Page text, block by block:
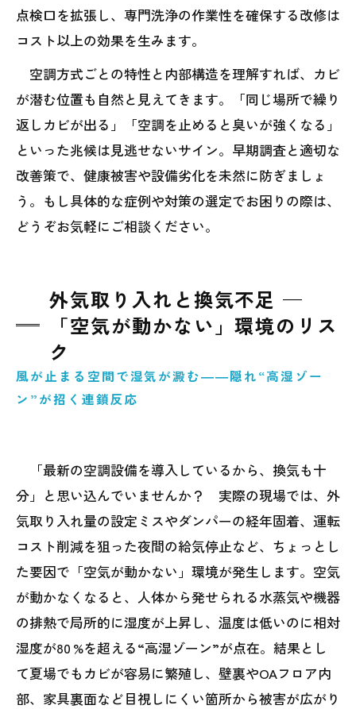
点検口を拡張し、専門洗浄の作業性を確保する改修は
コスト以上の効果を生みます。
空調方式ごとの特性と内部構造を理解すれば、カビ
が潜む位置も自然と見えてきます。「同じ場所で繰り
返しカビが出る」「空調を止めると臭いが強くなる」
といった兆候は見逃せないサイン。早期調査と適切な
改善策で、健康被害や設備劣化を未然に防ぎましょ
う。もし具体的な症例や対策の選定でお困りの際は、
どうぞお気軽にご相談ください。
外気取り入れと換気不足 —
「空気が動かない」環境のリス
ク
風が止まる空間で湿気が澱む――隠れ“高湿ゾー
ン”が招く連鎖反応
「最新の空調設備を導入しているから、換気も十
分」と思い込んでいませんか？ 実際の現場では、外
気取り入れ量の設定ミスやダンパーの経年固着、運転
コスト削減を狙った夜間の給気停止など、ちょっとし
た要因で「空気が動かない」環境が発生します。空気
が動かなくなると、人体から発せられる水蒸気や機器
の排熱で局所的に湿度が上昇し、温度は低いのに相対
湿度が80 %を超える“高湿ゾーン”が点在。結果とし
て夏場でもカビが容易に繁殖し、壁裏やOAフロア内
部、家具裏面など目視しにくい箇所から被害が広がり